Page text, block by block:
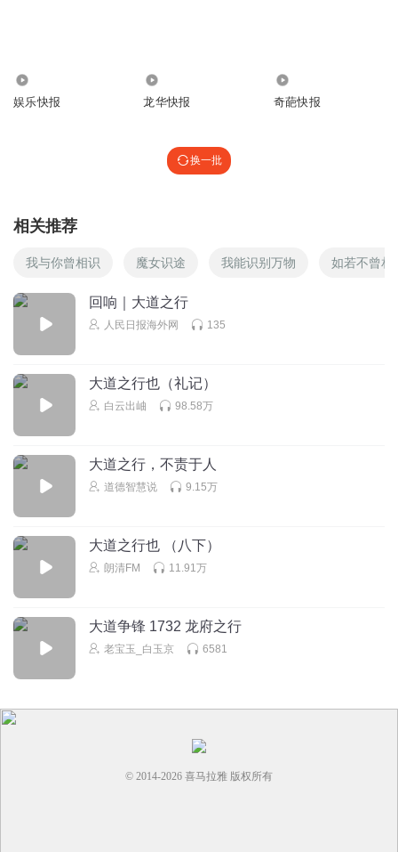
娱乐快报 龙华快报 奇葩快报
换一批
相关推荐
我与你曾相识 魔女识途 我能识别万物 如若不曾相
回响｜大道之行
人民日报海外网 135
大道之行也（礼记）
白云出岫 98.58万
大道之行，不责于人
道德智慧说 9.15万
大道之行也 （八下）
朗清FM 11.91万
大道争锋 1732 龙府之行
老宝玉_白玉京 6581
© 2014-2026 喜马拉雅 版权所有